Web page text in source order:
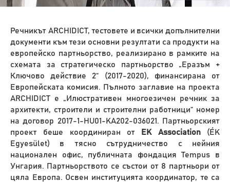
Речникът ARCHIDICT, тестовете и всички допълнителни
документи към тези основни резултати са продукти на
европейско партньорство, реализирано в рамките на
схемата за стратегическо партньорство „Еразъм +
Ключово действие 2“ (2017-2020), финансирана от
Европейската комисия. Пълното заглавие на проекта
ARCHIDICT е „Илюстративен многоезичен речник за
архитекти, строители и строителни работници“ номер
на договор 2017-1-HU01-KA202-036021. Партньорският
проект беше координиран от EK Association(ÉK
Egyesület) в тясно сътрудничество с нейния
национален офис, публичната фондация Tempus в
Унгария. Партньорството се състои от 8 партньори от
цяла Европа. Освен институцията координатор, те са